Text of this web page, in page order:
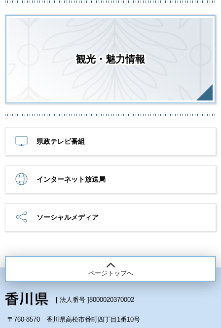
観光・魅力情報
県政テレビ番組
インターネット放送局
ソーシャルメディア
ページトップへ
[ 法人番号 ]8000020370002
〒760-8570 香川県高松市番町四丁目1番10号